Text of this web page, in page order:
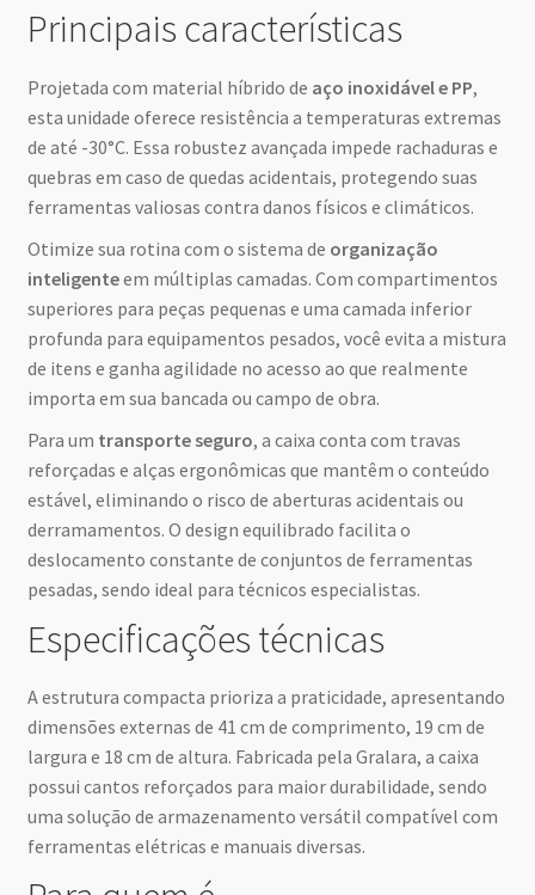
Principais características
Projetada com material híbrido de aço inoxidável e PP,
esta unidade oferece resistência a temperaturas extremas
de até -30°C. Essa robustez avançada impede rachaduras e
quebras em caso de quedas acidentais, protegendo suas
ferramentas valiosas contra danos físicos e climáticos.
Otimize sua rotina com o sistema de organização
inteligenteem múltiplas camadas. Com compartimentos
superiores para peças pequenas e uma camada inferior
profunda para equipamentos pesados, você evita a mistura
de itens e ganha agilidade no acesso ao que realmente
importa em sua bancada ou campo de obra.
Para um transporte seguro, a caixa conta com travas
reforçadas e alças ergonômicas que mantêm o conteúdo
estável, eliminando o risco de aberturas acidentais ou
derramamentos. O design equilibrado facilita o
deslocamento constante de conjuntos de ferramentas
pesadas, sendo ideal para técnicos especialistas.
Especificações técnicas
A estrutura compacta prioriza a praticidade, apresentando
dimensões externas de 41 cm de comprimento, 19 cm de
largura e 18 cm de altura. Fabricada pela Gralara, a caixa
possui cantos reforçados para maior durabilidade, sendo
uma solução de armazenamento versátil compatível com
ferramentas elétricas e manuais diversas.